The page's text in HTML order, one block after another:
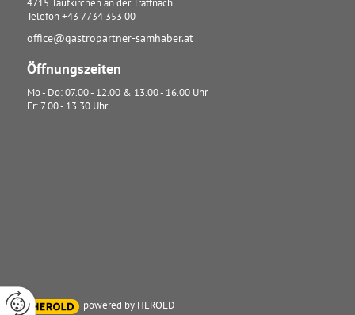
Telefon +43 7734 353 00
office@gastropartner-samhaber.at
Öffnungszeiten
Mo - Do: 07.00 - 12.00 & 13.00 - 16.00 Uhr
Fr: 7.00 - 13.30 Uhr
powered by HEROLD